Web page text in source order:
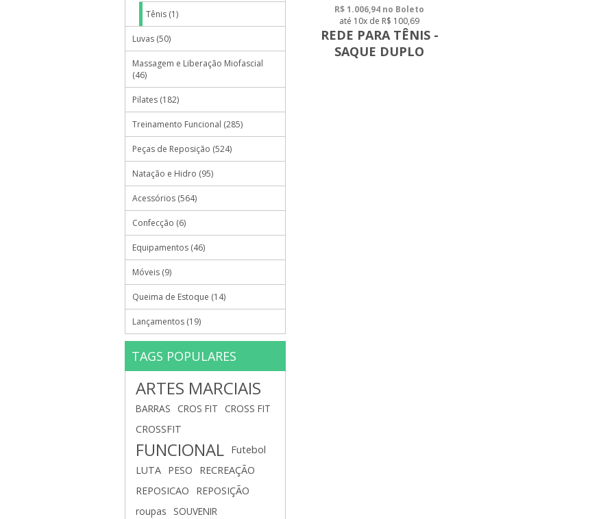
R$ 1.006,94 no Boleto
até 10x de R$ 100,69
REDE PARA TÊNIS -
SAQUE DUPLO
Tênis (1)
Luvas (50)
Massagem e Liberação Miofascial
(46)
Pilates (182)
Treinamento Funcional (285)
Peças de Reposição (524)
Natação e Hidro (95)
Acessórios (564)
Confecção (6)
Equipamentos (46)
Móveis (9)
Queima de Estoque (14)
Lançamentos (19)
TAGS POPULARES
ARTES MARCIAIS
BARRAS CROS FIT
CROSS FIT
CROSSFIT
FUNCIONAL Futebol
LUTA PESO
RECREAÇÃO
REPOSICAO
REPOSIÇÃO
roupas
SOUVENIR